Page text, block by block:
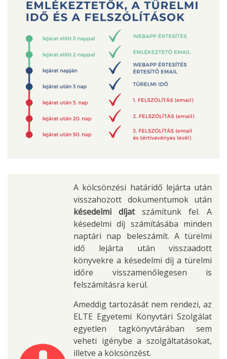
A kölcsönzési határidő lejárta után
visszahozott dokumentumok után
késedelmi díjatszámítunk fel. A
késedelmi díj számításába minden
naptári nap beleszámít. A türelmi
idő lejárta után visszaadott
könyvekre a késedelmi díj a türelmi
időre visszamenőlegesen is
felszámításra kerül.
Ameddig tartozását nem rendezi, az
ELTE Egyetemi Könyvtári Szolgálat
egyetlen tagkönyvtárában sem
veheti igénybe a szolgáltatásokat,
illetve a kölcsönzést.